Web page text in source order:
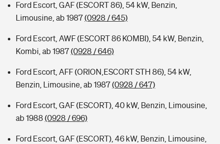
Ford Escort, GAF (ESCORT 86), 54 kW, Benzin,
Limousine, ab 1987(0928 / 645)
Ford Escort, AWF (ESCORT 86 KOMBI), 54 kW, Benzin,
Kombi, ab 1987(0928 / 646)
Ford Escort, AFF (ORION,ESCORT STH 86), 54 kW,
Benzin, Limousine, ab 1987(0928 / 647)
Ford Escort, GAF (ESCORT), 40 kW, Benzin, Limousine,
ab 1988 (0928 / 696)
Ford Escort, GAF (ESCORT), 46 kW, Benzin, Limousine,